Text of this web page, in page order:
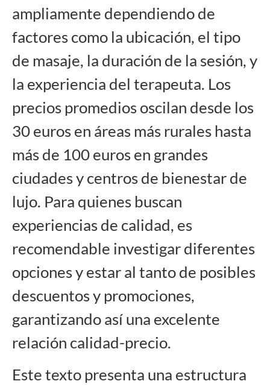
ampliamente dependiendo de
factores como la ubicación, el tipo
de masaje, la duración de la sesión, y
la experiencia del terapeuta. Los
precios promedios oscilan desde los
30 euros en áreas más rurales hasta
más de 100 euros en grandes
ciudades y centros de bienestar de
lujo. Para quienes buscan
experiencias de calidad, es
recomendable investigar diferentes
opciones y estar al tanto de posibles
descuentos y promociones,
garantizando así una excelente
relación calidad-precio.
Este texto presenta una estructura